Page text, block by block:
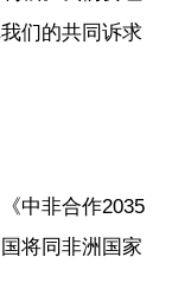
们的共同诉求
中非合作2035
将同非洲国家